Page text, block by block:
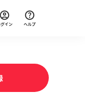
ト一覧
グイン ヘルプ